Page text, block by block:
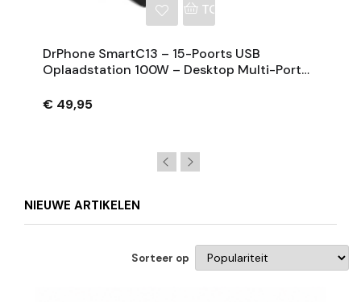
TOEVOEGEN AAN
DrPhone SmartC13 – 15-Poorts USB
Oplaadstation 100W – Desktop Multi-Port
€ 49,95
NIEUWE ARTIKELEN
Sorteer op